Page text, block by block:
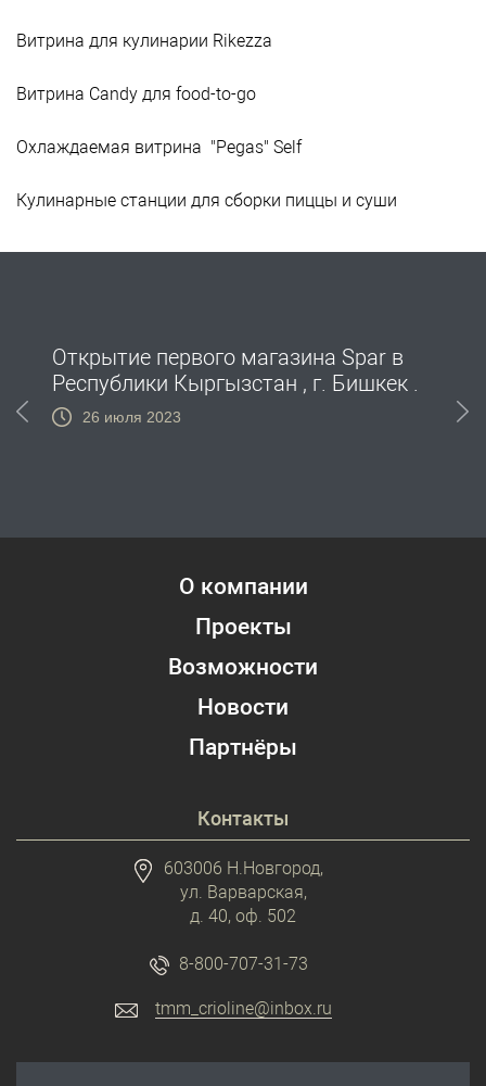
Витрина для кулинарии Rikezza
Витрина Candy для food-to-go
Охлаждаемая витрина "Pegas" Self
Кулинарные станции для сборки пиццы и суши
Открытие первого магазина Spar в
Республики Кыргызстан , г. Бишкек .
26 июля 2023
О компании
Проекты
Возможности
Новости
Партнёры
Контакты
603006 Н.Новгород,
ул. Варварская,
д. 40, оф. 502
8-800-707-31-73
tmm_crioline@inbox.ru